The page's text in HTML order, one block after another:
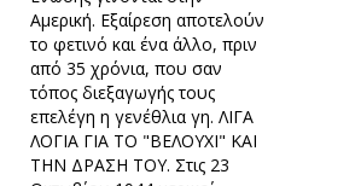
Αμερική. Εξαίρεση αποτελούν
το φετινό και ένα άλλο, πριν
από 35 χρόνια, που σαν
τόπος διεξαγωγής τους
επελέγη η γενέθλια γη. ΛΙΓΑ
ΛΟΓΙΑ ΓΙΑ ΤΟ "ΒΕΛΟΥΧΙ" ΚΑΙ
ΤΗΝ ΔΡΑΣΗ ΤΟΥ. Στις 23